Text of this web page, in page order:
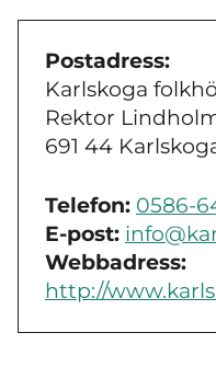
Postadress:
Karlskoga
Rektor
691 44
Telefon: 0586-
E-post:
Webbadress:
http://